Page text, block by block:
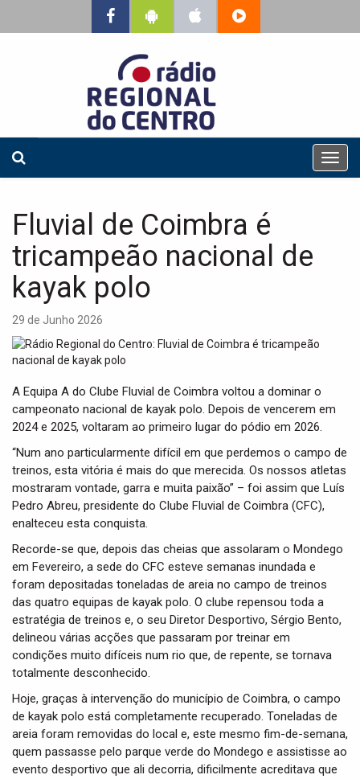
T
o
n
Fluvial de Coimbra é
tricampeão nacional de
kayak polo
29 de Junho 2026
A Equipa A do Clube Fluvial de Coimbra voltou a dominar o
campeonato nacional de kayak polo. Depois de vencerem em
2024 e 2025, voltaram ao primeiro lugar do pódio em 2026.
“Num ano particularmente difícil em que perdemos o campo de
treinos, esta vitória é mais do que merecida. Os nossos atletas
mostraram vontade, garra e muita paixão” – foi assim que Luís
Pedro Abreu, presidente do Clube Fluvial de Coimbra (CFC),
enalteceu esta conquista.
Recorde-se que, depois das cheias que assolaram o Mondego
em Fevereiro, a sede do CFC esteve semanas inundada e
foram depositadas toneladas de areia no campo de treinos
das quatro equipas de kayak polo. O clube repensou toda a
estratégia de treinos e, o seu Diretor Desportivo, Sérgio Bento,
delineou várias acções que passaram por treinar em
condições muito difíceis num rio que, de repente, se tornava
totalmente desconhecido.
Hoje, graças à intervenção do município de Coimbra, o campo
de kayak polo está completamente recuperado. Toneladas de
areia foram removidas do local e, este mesmo fim-de-semana,
quem passasse pelo parque verde do Mondego e assistisse ao
evento desportivo que ali decorria, dificilmente acreditava que